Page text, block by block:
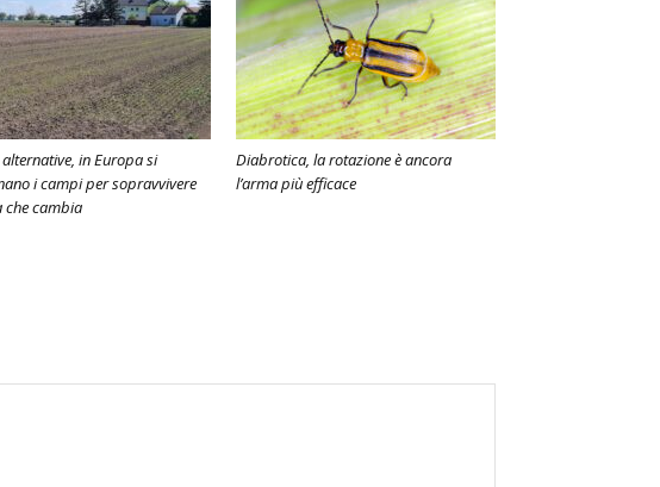
in Europa si
i campi per sopravvivere
che cambia
Diabrotica, la rotazione è ancora
l’arma più efficace